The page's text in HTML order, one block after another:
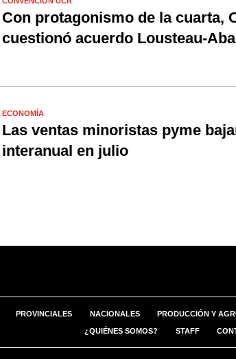
Con protagonismo de la cuarta,
cuestionó acuerdo Lousteau-
ECONOMÍA
Las ventas minoristas pyme
interanual en julio
PROVINCIALES NACIONALES PRODUCCIÓN Y
¿QUIÉNES SOMOS? STAFF